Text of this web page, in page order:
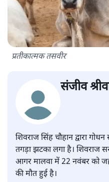
प्रतीकात्मक तसवीर
संजीव
शिवराज सिंह चौहान द्वारा
तगड़ा झटका लगा है। शिवराज
आगर मालवा में 22 नवंबर को
की मौत हुई है।